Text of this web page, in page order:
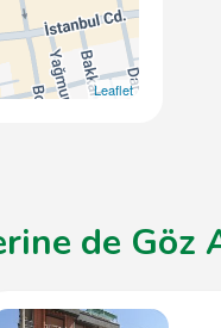
Leaflet
de Göz